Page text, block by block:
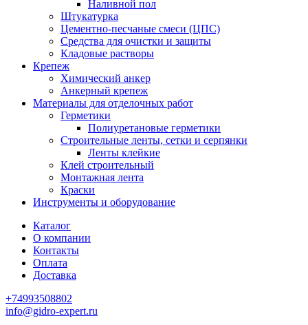
Наливной пол
Штукатурка
Цементно-песчаные смеси (ЦПС)
Средства для очистки и защиты
Кладовые растворы
Крепеж
Химический анкер
Анкерный крепеж
Материалы для отделочных работ
Герметики
Полиуретановые герметики
Строительные ленты, сетки и серпянки
Ленты клейкие
Клей строительный
Монтажная лента
Краски
Инструменты и оборудование
Каталог
О компании
Контакты
Оплата
Доставка
+74993508802
info@gidro-expert.ru